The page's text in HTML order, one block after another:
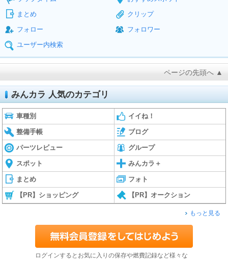
まとめ
クリップ
フォロー
フォロワー
ユーザー内検索
ページの先頭へ ▲
みんカラ 人気のカテゴリ
車種別 イイね！
整備手帳 ブログ
パーツレビュー グループ
スポット みんカラ＋
まとめ フォト
【PR】ショッピング 【PR】オークション
もっと見る
ログインするとお気に入りの保存や燃費記録など様々な